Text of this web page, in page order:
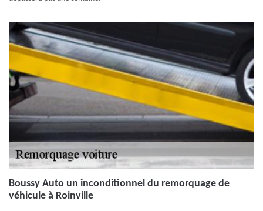
Boussy Auto un inconditionnel du remorquage de
véhicule à Roinville